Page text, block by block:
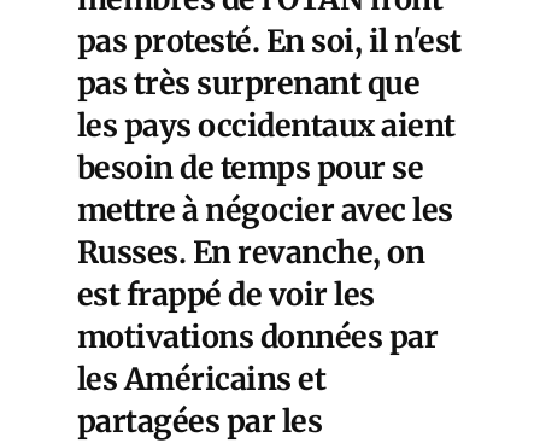
pas protesté. En soi, il n'est
pas très surprenant que
les pays occidentaux aient
besoin de temps pour se
mettre à négocier avec les
Russes. En revanche, on
est frappé de voir les
motivations données par
les Américains et
partagées par les